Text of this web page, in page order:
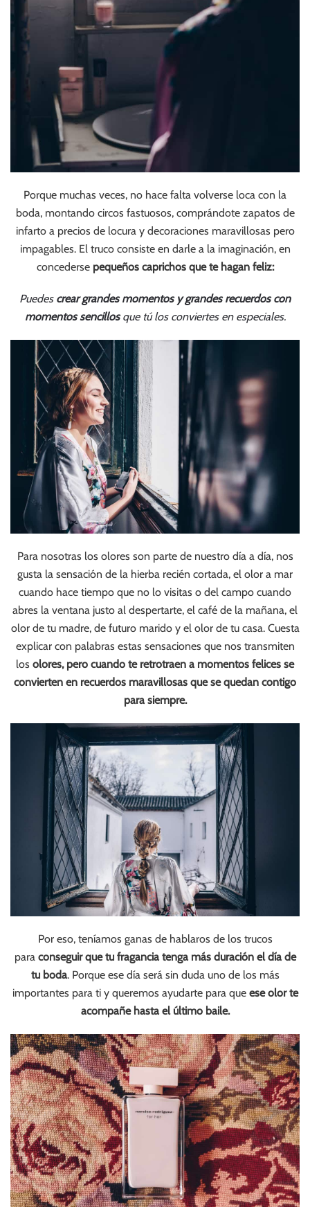
Porque muchas veces, no hace falta volverse loca con la
boda, montando circos fastuosos, comprándote zapatos de
infarto a precios de locura y decoraciones maravillosas pero
impagables. El truco consiste en darle a la imaginación, en
concedersepequeños caprichos que te hagan feliz:
Puedes crear grandes momentos y grandes recuerdos con
momentos sencillosque tú los conviertes en especiales.
Para nosotras los olores son parte de nuestro día a día, nos
gusta la sensación de la hierba recién cortada, el olor a mar
cuando hace tiempo que no lo visitas o del campo cuando
abres la ventana justo al despertarte, el café de la mañana, el
olor de tu madre, de futuro marido y el olor de tu casa. Cuesta
explicar con palabras estas sensaciones que nos transmiten
los olores, pero cuando te retrotraen a momentos felices se
convierten en recuerdos maravillosas que se quedan contigo
para siempre.
Por eso, teníamos ganas de hablaros de los trucos
para conseguir que tu fragancia tenga más duración el día de
tu boda. Porque ese día será sin duda uno de los más
importantes para ti y queremos ayudarte para que ese olor te
acompañe hasta el último baile.